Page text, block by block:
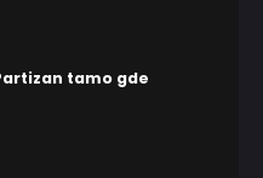
tamo gde